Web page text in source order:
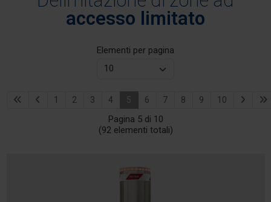
accesso limitato
Elementi per pagina
1 2 3 4 5 6 7 8 9 10
Pagina 5 di 10
(92 elementi totali)